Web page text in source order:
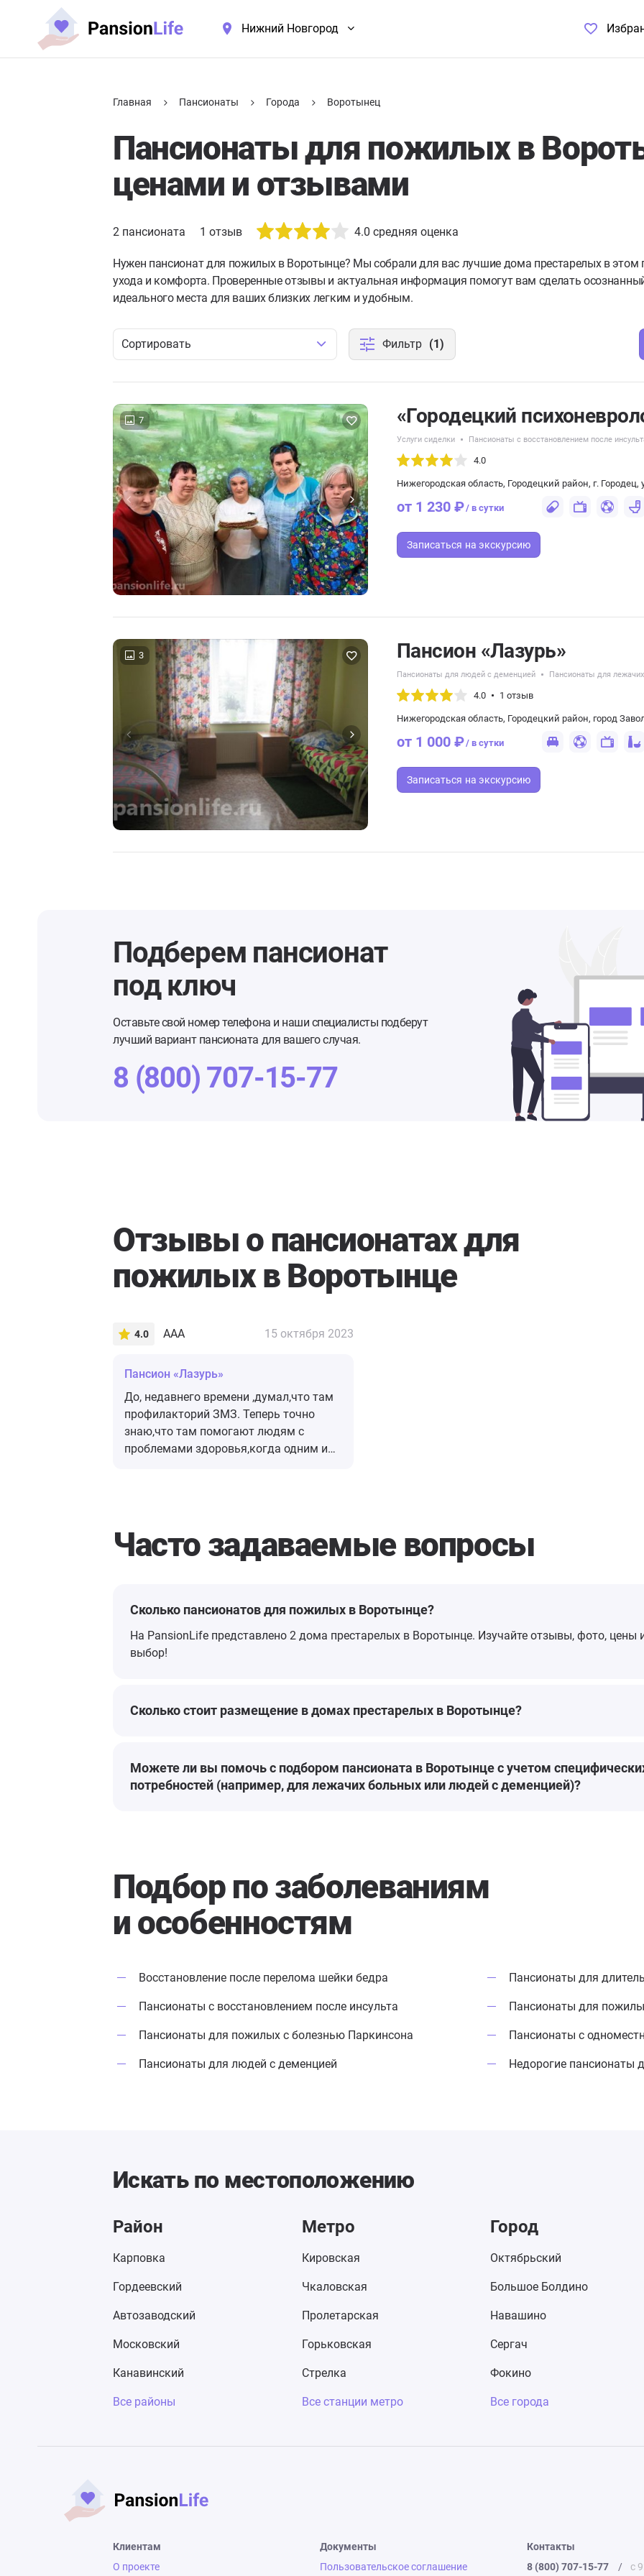
Нижний Новгород
Главная Пансионаты Города Воротынец
Пансионаты для пожилых в
ценами и отзывами
2 пансионата 1 отзыв 4.0 средняя оценка
Нужен пансионат для пожилых в Воротынце? Мы собрали для вас лучшие дома престарелых в этом
ухода и комфорта. Проверенные отзывы и актуальная информация помогут вам сделать
идеального места для ваших близких легким и удобным.
Сортировать Фильтр (1)
7 «Городецкий
Услуги сиделки Пансионаты с восстановлением после
4.0
Нижегородская область, Городецкий район, г. Городец,
от 1 230 ₽/ в сутки
Записаться на экскурсию
3 Пансион «Лазурь»
Пансионаты для людей с деменцией Пансионаты для
4.0 1 отзыв
Нижегородская область, Городецкий район, город
от 1 000 ₽/ в сутки
Записаться на экскурсию
Подберем пансионат
под ключ
Оставьте свой номер телефона и наши специалисты подберут
лучший вариант пансионата для вашего случая.
8 (800) 707-15-77
Отзывы о пансионатах для
пожилых в Воротынце
4.0 ААА 15 октября 2023
Пансион «Лазурь»
До, недавнего времени ,думал,что там
профилакторий ЗМЗ. Теперь точно
знаю,что там помогают людям с
проблемами здоровья,когда одним им ,
Часто задаваемые вопросы
Сколько пансионатов для пожилых в Воротынце?
На PansionLife представлено 2 дома престарелых в Воротынце. Изучайте отзывы, фото, цены
выбор!
Сколько стоит размещение в домах престарелых в Воротынце?
Можете ли вы помочь с подбором пансионата в Воротынце с учетом
потребностей (например, для лежачих больных или людей с деменцией)?
Подбор по заболеваниям
и особенностям
Восстановление после перелома шейки бедра
Пансионаты с восстановлением после инсульта
Пансионаты для пожилых с болезнью Паркинсона
Пансионаты для людей с деменцией
Пансионаты для
Пансионаты для
Пансионаты с
Недорогие пансионаты
Искать по местоположению
Район
Карповка
Гордеевский
Автозаводский
Московский
Канавинский
Все районы
Метро
Кировская
Чкаловская
Пролетарская
Горьковская
Стрелка
Все станции метро
Город
Октябрьский
Большое Болдино
Навашино
Сергач
Фокино
Все города
Клиентам
О проекте
Документы
Пользовательское соглашение
Контакты
8 (800) 707-15-77
/ с